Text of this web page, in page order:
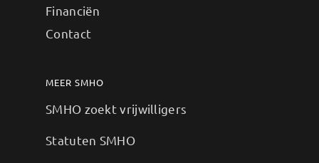
Financiën
Contact
MEER SMHO
SMHO zoekt vrijwilligers
Statuten SMHO